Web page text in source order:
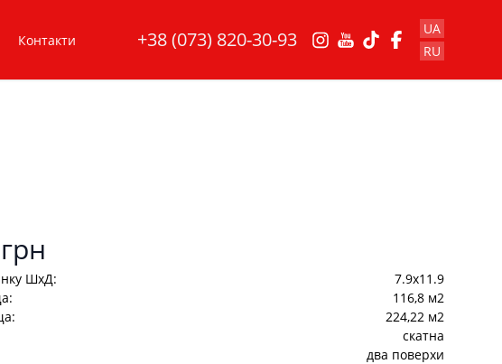
Контакти +38 (073) 820-30-93
UA
RU
ШхД:
7.9x11.9
116,8 м2
224,22 м2
cкатна
два поверхи